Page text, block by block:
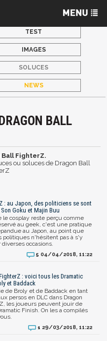
TEST
IMAGES
SOLUCES
NEWS
BALL
Ball FighterZ.
ou soluces de Dragon Ball
: au Japon, des politiciens se sont
Goku et Majin Buu
le cosplay reste perçu comme
au geek, c'est une pratique
au Japon, au point que
politiques n'hésitent pas à s'y
occasions.
5 04/04/2018, 11:22
: voici tous les Dramatic
et Baddack
de Broly et de Baddack en tant
persos en DLC dans Dragon
les joueurs peuvent jouir de
Finish. On les a compilés
1 29/03/2018, 11:22